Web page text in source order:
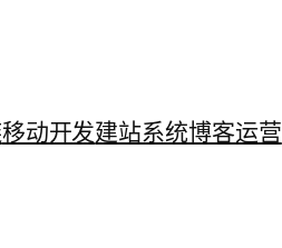
移动开发建站系统博客运营